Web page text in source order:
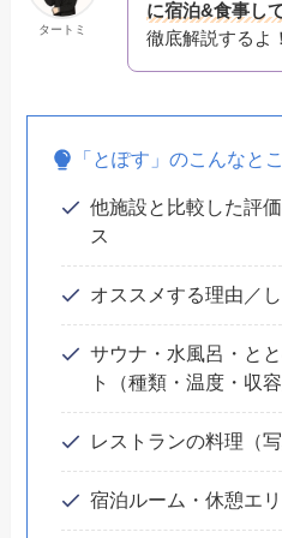
タートミ
に宿泊&食事し
徹底解説するよ
「とぽす」のこんなと
他施設と比較した評
ス
オススメする理由／
サウナ・水風呂・と
ト（種類・温度・収
レストランの料理（写
宿泊ルーム・休憩エ